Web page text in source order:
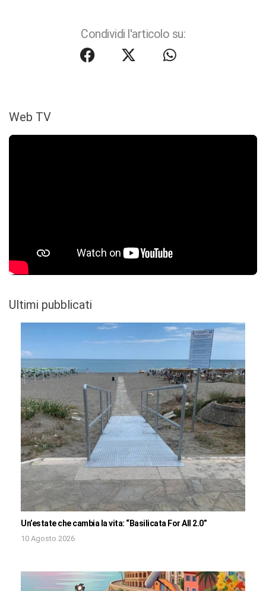
Condividi l'articolo su:
Web TV
Ultimi pubblicati
Un’estate che cambia la vita: “Basilicata For All 2.0”
10 Agosto 2026